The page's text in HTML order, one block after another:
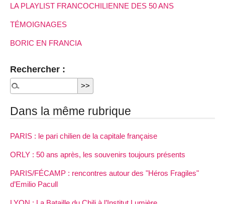
LA PLAYLIST FRANCOCHILIENNE DES 50 ANS
TÉMOIGNAGES
BORIC EN FRANCIA
Rechercher :
Dans la même rubrique
PARIS : le pari chilien de la capitale française
ORLY : 50 ans après, les souvenirs toujours présents
PARIS/FÉCAMP : rencontres autour des "Héros Fragiles"
d’Emilio Pacull